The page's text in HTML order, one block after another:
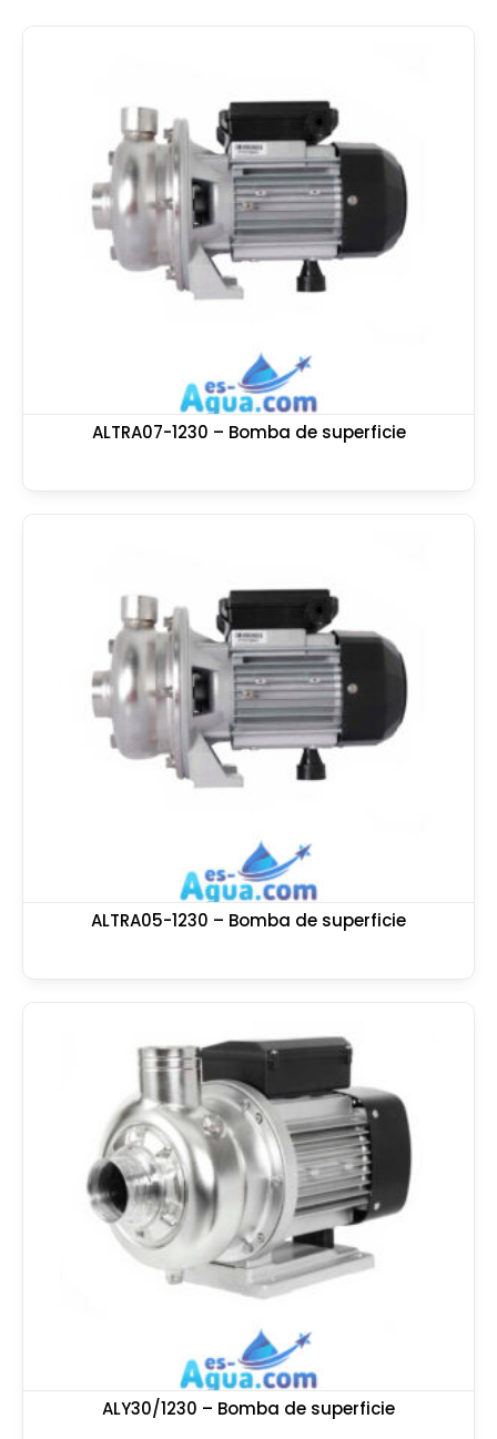
ALTRA07-1230 – Bomba de superficie
ALTRA05-1230 – Bomba de superficie
ALY30/1230 – Bomba de superficie